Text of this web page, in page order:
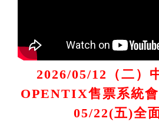
2026/05/12（二）
OPENTIX售票系統會
05/22(五)全